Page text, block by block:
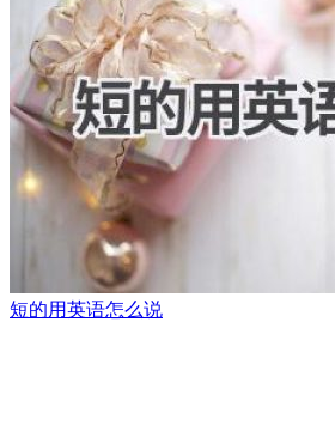
短的用英语怎么说